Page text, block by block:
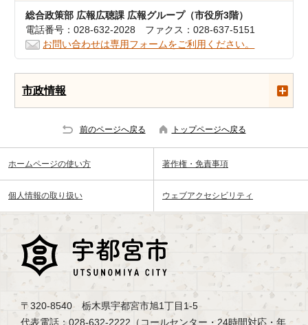
総合政策部 広報広聴課 広報グループ（市役所3階）
電話番号：028-632-2028 ファクス：028-637-5151
お問い合わせは専用フォームをご利用ください。
市政情報
前のページへ戻る トップページへ戻る
ホームページの使い方 著作権・免責事項
個人情報の取り扱い ウェブアクセシビリティ
〒320-8540 栃木県宇都宮市旭1丁目1-5
代表電話：028-632-2222（コールセンター・24時間対応・年